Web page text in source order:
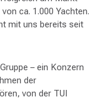
ca. 1.000 Yachten.
mit uns bereits seit
– ein Konzern
der
von der TUI